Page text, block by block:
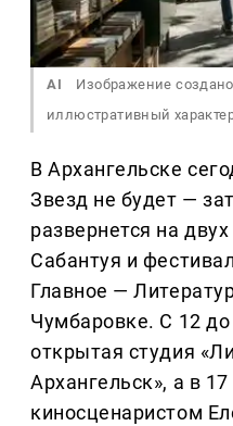
AI
Изображение
иллюстративный
В Архангельске
Звезд не будет —
развернется на
Сабантуя и
Главное —
Чумбаровке. С 12
открытая студия
Архангельск», а в
киносценаристом